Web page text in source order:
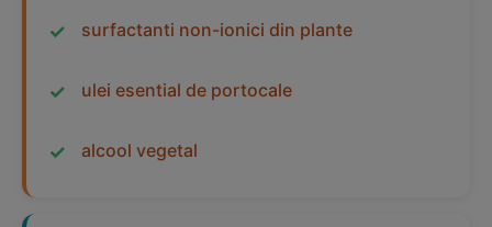
surfactanti non-ionici din plante
ulei esential de portocale
alcool vegetal